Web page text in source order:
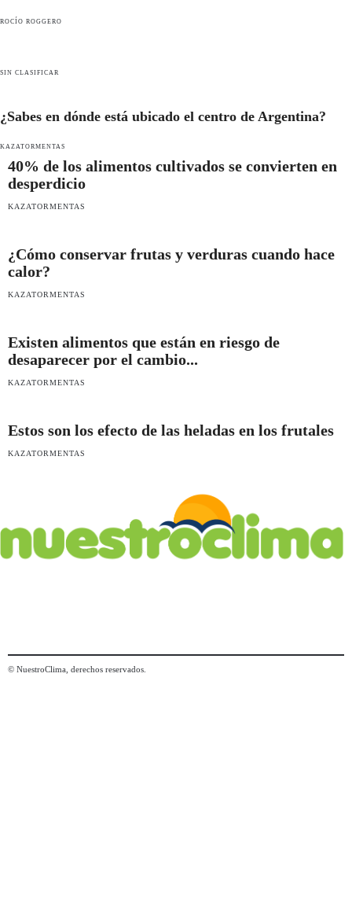
ROCÍO ROGGERO
SIN CLASIFICAR
¿Sabes en dónde está ubicado el centro de Argentina?
KAZATORMENTAS
40% de los alimentos cultivados se convierten en
desperdicio
KAZATORMENTAS
¿Cómo conservar frutas y verduras cuando hace
calor?
KAZATORMENTAS
Existen alimentos que están en riesgo de
desaparecer por el cambio...
KAZATORMENTAS
Estos son los efecto de las heladas en los frutales
KAZATORMENTAS
© NuestroClima, derechos reservados.